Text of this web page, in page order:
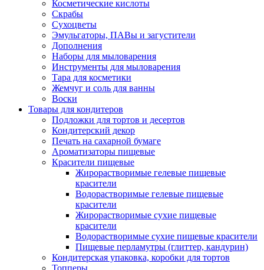
Косметические кислоты
Скрабы
Сухоцветы
Эмульгаторы, ПАВы и загустители
Дополнения
Наборы для мыловарения
Инструменты для мыловарения
Тара для косметики
Жемчуг и соль для ванны
Воски
Товары для кондитеров
Подложки для тортов и десертов
Кондитерский декор
Печать на сахарной бумаге
Ароматизаторы пищевые
Красители пищевые
Жирорастворимые гелевые пищевые
красители
Водорастворимые гелевые пищевые
красители
Жирорастворимые сухие пищевые
красители
Водорастворимые сухие пищевые красители
Пищевые перламутры (глиттер, кандурин)
Кондитерская упаковка, коробки для тортов
Топперы